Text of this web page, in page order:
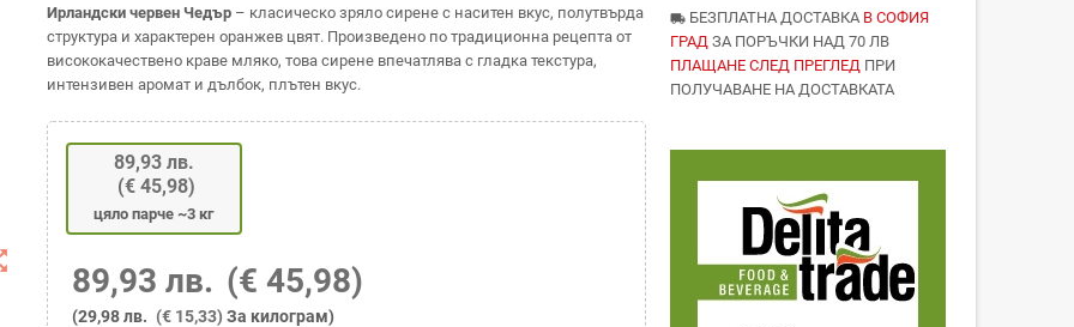
Ирландски червен Чедър – класическо зряло сирене с наситен вкус, полутвърда
структура и характерен оранжев цвят. Произведено по традиционна рецепта от
висококачествено краве мляко, това сирене впечатлява с гладка текстура,
интензивен аромат и дълбок, плътен вкус.
89,93 лв.
(€ 45,98)
цяло парче ~3 кг
89,93 лв. (€ 45,98)
(29,98 лв. (€ 15,33) За килограм)
local_shippingБЕЗПЛАТНА ДОСТАВКА В СОФИЯ
ГРАД ЗА ПОРЪЧКИ НАД 70 ЛВ
ПЛАЩАНЕ СЛЕД ПРЕГЛЕД ПРИ
ПОЛУЧАВАНЕ НА ДОСТАВКАТА